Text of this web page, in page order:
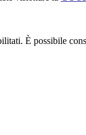
È possibile